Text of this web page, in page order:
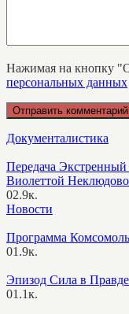
Нажимая на кнопку
персональных данных
Документалистика
Передача
Виолеттой
02.9к.
Новости
Программа
01.9к.
Эпизод Сила в
01.1к.